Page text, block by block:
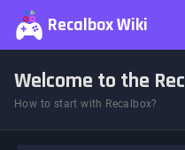
Recalbox Wiki
Welcome to the
How to start with Recalbox?